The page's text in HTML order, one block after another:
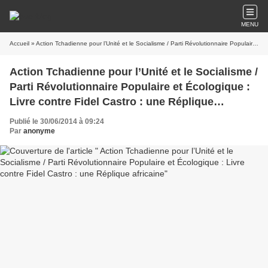
MENU
Accueil » Action Tchadienne pour l’Unité et le Socialisme / Parti Révolutionnaire Populaire et Écologique : Livre contre Fidel Castro : une Réplique africaine
Action Tchadienne pour l’Unité et le Socialisme /
Parti Révolutionnaire Populaire et Écologique :
Livre contre Fidel Castro : une Réplique
africaine
Publié le 30/06/2014 à 09:24
Par anonyme